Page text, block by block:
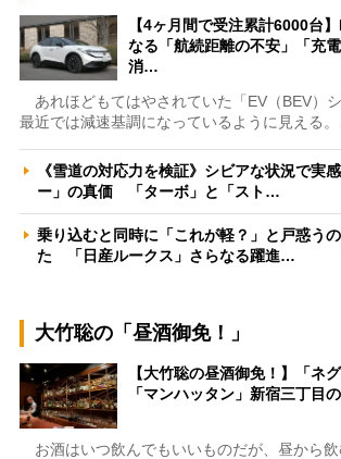
【4ヶ月間で受注累計6000台
なる「航続距離の不安」「充
消…
あれほどもてはやされていた「EV（BEV）シ
最近では減速基調になっているように見える。
《雪道の対応力を検証》シビアな状況で実
ー」の真価 「ターボ」と「スト…
乗り込むと同時に「これが軽？」と戸惑う
た 「日産ルークス」さらなる躍進…
大竹聡の「昼酒御免！」
【大竹聡の昼酒御免！】「ネ
「マンハッタン」新宿三丁目
お酒はいつ飲んでもいいものだが、昼から